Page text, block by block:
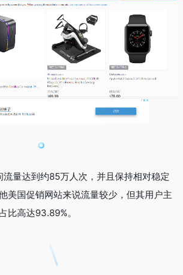
流量达到约85万人次，并且保持相对稳定
美国促销网站来说流量较少，但其用户主
比高达93.89%。